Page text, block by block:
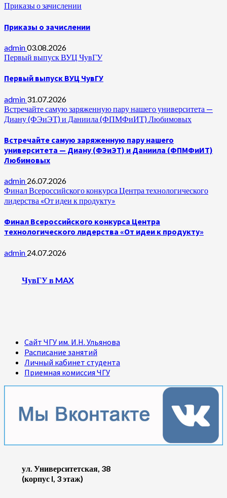
Приказы о зачислении
Приказы о зачислении
admin03.08.2026
Первый выпуск ВУЦ ЧувГУ
Первый выпуск ВУЦ ЧувГУ
admin 31.07.2026
Встречайте самую заряженную пару нашего университета —
Диану (ФЭиЭТ) и Даниила (ФПМФиИТ) Любимовых
Встречайте самую заряженную пару нашего
университета — Диану (ФЭиЭТ) и Даниила (ФПМФиИТ)
Любимовых
admin 26.07.2026
Финал Всероссийского конкурса Центра технологического
лидерства «От идеи к продукту»
Финал Всероссийского конкурса Центра
технологического лидерства «От идеи к продукту»
admin 24.07.2026
ЧувГУ в MAX
Сайт ЧГУ им. И.Н. Ульянова
Расписание занятий
Личный кабинет студента
Приемная комиссия ЧГУ
ул. Университетская, 38
(корпус I, 3 этаж)